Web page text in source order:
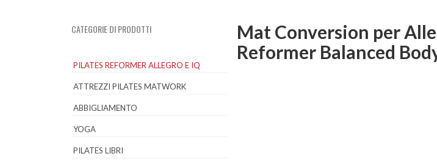
CATEGORIE DI PRODOTTI
PILATES REFORMER ALLEGRO E IQ
ATTREZZI PILATES MATWORK
ABBIGLIAMENTO
YOGA
PILATES LIBRI
Mat Conversion per
Reformer Balanced